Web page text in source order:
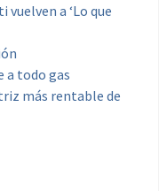
a ‘Lo que
a todo gas
más rentable de